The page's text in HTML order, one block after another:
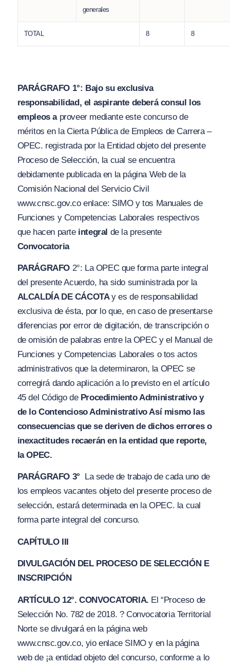
generales
TOTAL 8 8
PARÁGRAFO 1°: Bajo su exclusiva
responsabilidad, el aspirante deberá consul los
empleos a proveer mediante este concurso de
méritos en la Cierta Pública de Empleos de Carrera –
OPEC. registrada por la Entidad objeto del presente
Proceso de Selección, la cual se encuentra
debidamente publicada en la página Web de la
Comisión Nacional del Servicio Civil
www.cnsc.gov.co enlace: SIMO y tos Manuales de
Funciones y Competencias Laborales respectivos
que hacen parte integral de la presente
Convocatoria
PARÁGRAFO 2°: La OPEC que forma parte integral
del presente Acuerdo, ha sido suministrada por la
ALCALDÍA DE CÁCOTAy es de responsabilidad
exclusiva de ésta, por lo que, en caso de presentarse
diferencias por error de digitación, de transcripción o
de omisión de palabras entre la OPEC y el Manual de
Funciones y Competencias Laborales o tos actos
administrativos que la determinaron, la OPEC se
corregirá dando aplicación a lo previsto en el artículo
45 del Código de Procedimiento Administrativo y
de lo Contencioso Administrativo Así mismo las
consecuencias que se deriven de dichos errores o
inexactitudes recaerán en la entidad que reporte,
la OPEC.
PARÁGRAFO 3°
La sede de trabajo de cada uno de
los empleos vacantes objeto del presente proceso de
selección, estará determinada en la OPEC. la cual
forma parte integral del concurso.
CAPÍTULO III
DIVULGACIÓN DEL PROCESO DE SELECCIÓN E
INSCRIPCIÓN
ARTÍCULO 12°. CONVOCATORIA. El “Proceso de
Selección No. 782 de 2018. ? Convocatoria Territorial
Nortese divulgará en la página web
www.cnsc.gov.co, yio enlace SIMO y en la página
web de ¡a entidad objeto del concurso, conforme a lo